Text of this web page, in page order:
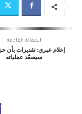
المقالة القادمة
إعلام عبري: تقديرات بأن
سيصعّد عملياته